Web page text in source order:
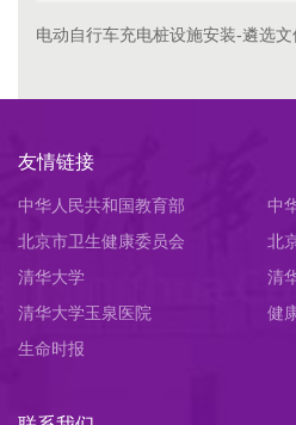
电动自行车充电桩设施安装-遴选
友情链接
中华人民共和国教育部
中
员
北京市卫生健康委员会
北
清华大学
清
清华大学玉泉医院
健
生命时报